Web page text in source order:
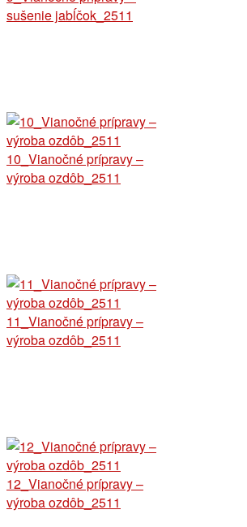
sušenie jabĺčok_2511
10_Vianočné prípravy –
výroba ozdôb_2511
11_Vianočné prípravy –
výroba ozdôb_2511
12_Vianočné prípravy –
výroba ozdôb_2511